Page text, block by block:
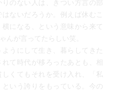
のない人は、きつい方言の部
ないだろうか。例えば休むこ
になる、という意味から来て
んが言ってたらしい笑。
うにして生き、暮らしてきた
て時代が移ろったあとも、相
くてもそれを受け入れ、「私
いう誇りをもっている。今の